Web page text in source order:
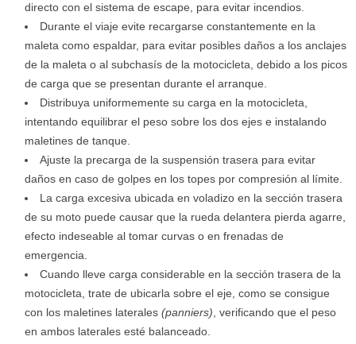
directo con el sistema de escape, para evitar incendios.
Durante el viaje evite recargarse constantemente en la
maleta como espaldar, para evitar posibles daños a los anclajes
de la maleta o al subchasís de la motocicleta, debido a los picos
de carga que se presentan durante el arranque.
Distribuya uniformemente su carga en la motocicleta,
intentando equilibrar el peso sobre los dos ejes e instalando
maletines de tanque.
Ajuste la precarga de la suspensión trasera para evitar
daños en caso de golpes en los topes por compresión al límite.
La carga excesiva ubicada en voladizo en la sección trasera
de su moto puede causar que la rueda delantera pierda agarre,
efecto indeseable al tomar curvas o en frenadas de
emergencia.
Cuando lleve carga considerable en la sección trasera de la
motocicleta, trate de ubicarla sobre el eje, como se consigue
con los maletines laterales (panniers) , verificando que el peso
en ambos laterales esté balanceado.